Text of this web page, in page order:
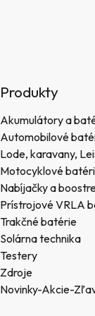
Produkty
Akumulátory a
Automobilové
Lode, karavany,
Motocyklové
Nabíjačky a
Prístrojové VRLA
Trakčné batérie
Solárna technika
Testery
Zdroje
Novinky-Akcie-